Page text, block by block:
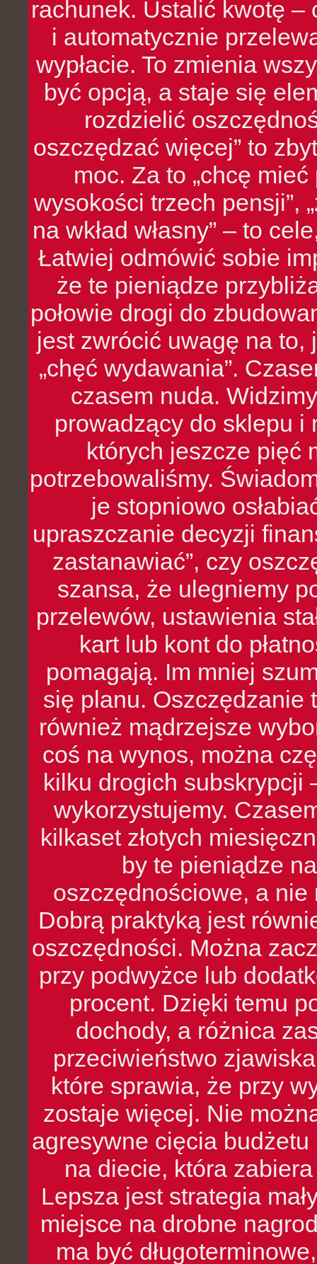
rachunek. Ustalić kwotę
i automatycznie
wypłacie. To zmienia
być opcją, a staje się
rozdzielić
oszczędzać więcej” to
moc. Za to „chcę
wysokości trzech pensji”,
na wkład własny” – to
Łatwiej odmówić sobie
że te pieniądze
połowie drogi do
jest zwrócić uwagę na to,
„chęć wydawania”.
czasem nuda.
prowadzący do sklepu i
których jeszcze pięć
potrzebowaliśmy.
je stopniowo
upraszczanie decyzji
zastanawiać”, czy
szansa, że ulegniemy
przelewów, ustawienia
kart lub kont do
pomagają. Im mniej
się planu. Oszczędzanie
również mądrzejsze
coś na wynos, można
kilku drogich subskrypcji
wykorzystujemy.
kilkaset złotych
by te pieniądze
oszczędnościowe, a nie
Dobrą praktyką jest
oszczędności. Można
przy podwyżce lub
procent. Dzięki temu
dochody, a różnica
przeciwieństwo
które sprawia, że przy
zostaje więcej. Nie
agresywne cięcia
na diecie, która
Lepsza jest strategia
miejsce na drobne
ma być